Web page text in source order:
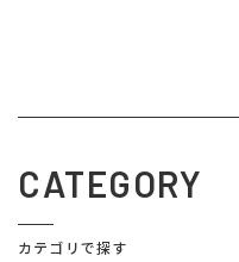
CATEGORY
カテゴリで探す